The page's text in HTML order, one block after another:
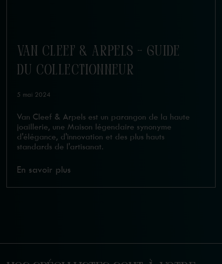
VAN CLEEF & ARPELS - GUIDE
DU COLLECTIONNEUR
5 mai 2024
Van Cleef & Arpels est un parangon de la haute
joaillerie, une Maison légendaire synonyme
d'élégance, d'innovation et des plus hauts
standards de l'artisanat.
En savoir plus